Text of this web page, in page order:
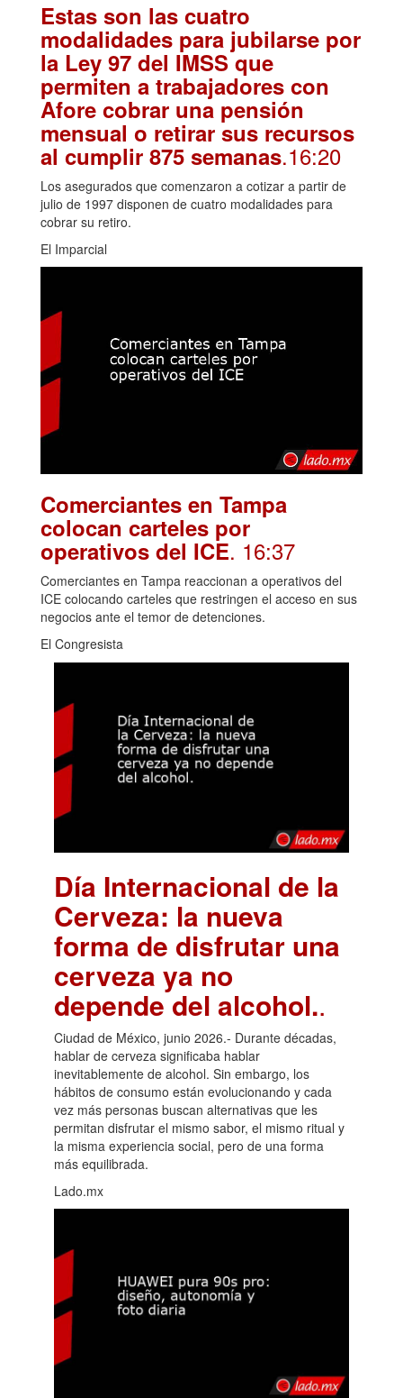
Estas son las cuatro
modalidades para jubilarse por
la Ley 97 del IMSS que
permiten a trabajadores con
Afore cobrar una pensión
mensual o retirar sus recursos
al cumplir 875 semanas.16:20
Los asegurados que comenzaron a cotizar a partir de
julio de 1997 disponen de cuatro modalidades para
cobrar su retiro.
El Imparcial
Comerciantes en Tampa
colocan carteles por
operativos del ICE. 16:37
Comerciantes en Tampa reaccionan a operativos del
ICE colocando carteles que restringen el acceso en sus
negocios ante el temor de detenciones.
El Congresista
Día Internacional de la
Cerveza: la nueva
forma de disfrutar una
cerveza ya no
depende del alcohol..
Ciudad de México, junio 2026.- Durante décadas,
hablar de cerveza significaba hablar
inevitablemente de alcohol. Sin embargo, los
hábitos de consumo están evolucionando y cada
vez más personas buscan alternativas que les
permitan disfrutar el mismo sabor, el mismo ritual y
la misma experiencia social, pero de una forma
más equilibrada.
Lado.mx